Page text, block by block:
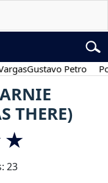
Gustavo Petro
THERE)
23